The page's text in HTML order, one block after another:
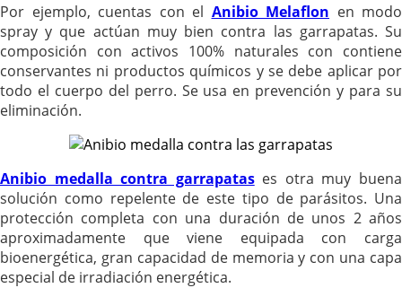
Por ejemplo, cuentas con el Anibio Melaflon en modo
spray y que actúan muy bien contra las garrapatas. Su
composición con activos 100% naturales con contiene
conservantes ni productos químicos y se debe aplicar por
todo el cuerpo del perro. Se usa en prevención y para su
eliminación.
Anibio medalla contra garrapatases otra muy buena
solución como repelente de este tipo de parásitos. Una
protección completa con una duración de unos 2 años
aproximadamente que viene equipada con carga
bioenergética, gran capacidad de memoria y con una capa
especial de irradiación energética.